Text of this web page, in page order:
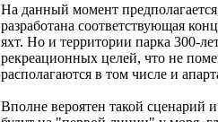
На данный момент
разработана соответствующая
яхт. Но и территории парка 300-
рекреационных целей, что не
располагаются в том числе и
Вполне вероятен такой сценарий